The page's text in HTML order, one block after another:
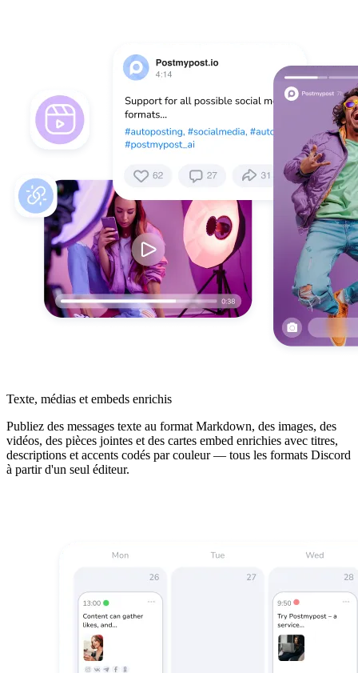
Texte, médias et embeds enrichis
Publiez des messages texte au format Markdown, des images, des
vidéos, des pièces jointes et des cartes embed enrichies avec titres,
descriptions et accents codés par couleur — tous les formats Discord
à partir d'un seul éditeur.